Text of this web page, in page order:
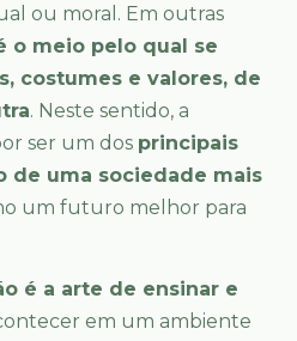
ou moral. Em outras
o meio pelo qual se
costumes e valores, de
. Neste sentido, a
ser um dos principais
de uma sociedade mais
um futuro melhor para
é a arte de ensinar e
em um ambiente